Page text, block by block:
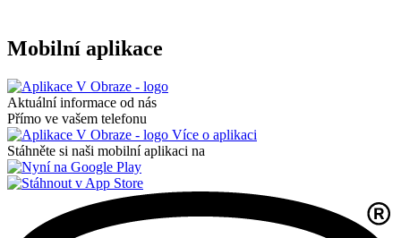
Mobilní aplikace
Aktuální informace od nás
Přímo ve vašem telefonu
Více o aplikaci
Stáhněte si naši mobilní aplikaci na